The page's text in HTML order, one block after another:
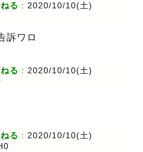
る : 2020/10/10(土)
訴ワロ
る : 2020/10/10(土)
る : 2020/10/10(土)